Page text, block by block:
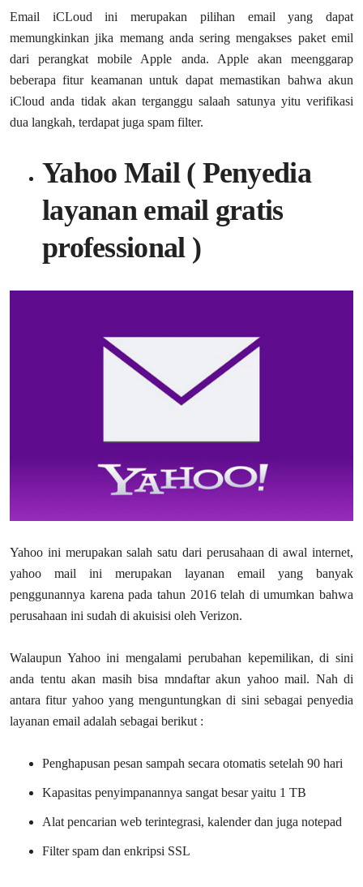
Email iCLoud ini merupakan pilihan email yang dapat
memungkinkan jika memang anda sering mengakses paket emil
dari perangkat mobile Apple anda. Apple akan meenggarap
beberapa fitur keamanan untuk dapat memastikan bahwa akun
iCloud anda tidak akan terganggu salaah satunya yitu verifikasi
dua langkah, terdapat juga spam filter.
Yahoo Mail ( Penyedia
layanan email gratis
professional )
Yahoo ini merupakan salah satu dari perusahaan di awal internet,
yahoo mail ini merupakan layanan email yang banyak
penggunannya karena pada tahun 2016 telah di umumkan bahwa
perusahaan ini sudah di akuisisi oleh Verizon.
Walaupun Yahoo ini mengalami perubahan kepemilikan, di sini
anda tentu akan masih bisa mndaftar akun yahoo mail. Nah di
antara fitur yahoo yang menguntungkan di sini sebagai penyedia
layanan email adalah sebagai berikut :
Penghapusan pesan sampah secara otomatis setelah 90 hari
Kapasitas penyimpanannya sangat besar yaitu 1 TB
Alat pencarian web terintegrasi, kalender dan juga notepad
Filter spam dan enkripsi SSL